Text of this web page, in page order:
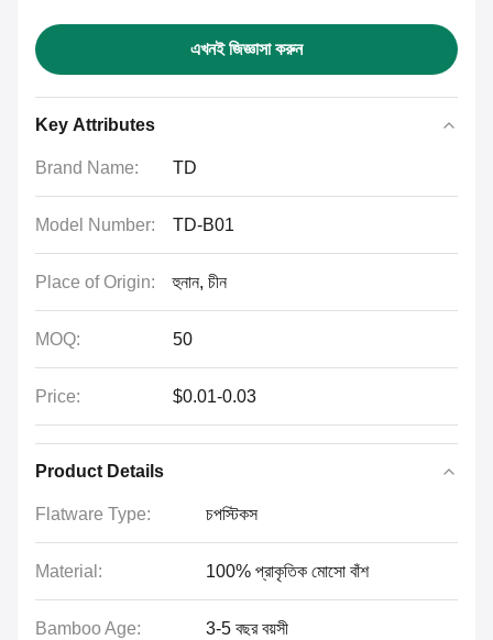
এখনই জিজ্ঞাসা করুন
Key Attributes
Brand Name: TD
Model Number: TD-B01
Place of Origin: হুনান, চীন
MOQ: 50
Price: $0.01-0.03
Product Details
Flatware Type: চপস্টিকস
Material: 100% প্রাকৃতিক মোসো বাঁশ
Bamboo Age: 3-5 বছর বয়সী